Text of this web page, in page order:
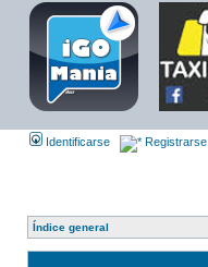
Identificarse Registrarse
Índice general